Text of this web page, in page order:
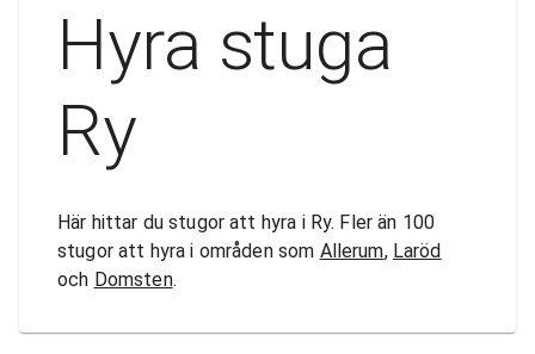
Hyra stuga
Ry
Här hittar du stugor att hyra i Ry. Fler än 100
stugor att hyra i områden som Allerum, Laröd
och Domsten.